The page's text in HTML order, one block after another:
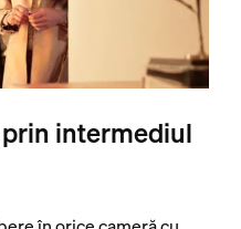
intermediul